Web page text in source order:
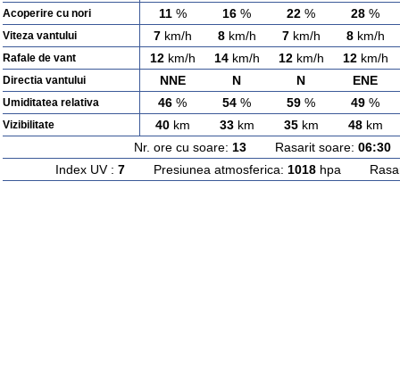
Acoperire cu nori 11% 16 % 22 % 28 %
Viteza vantului 7km/h 8km/h 7km/h 8km/h
Rafale de vant 12km/h 14km/h 12km/h 12km/h
Directia vantului NNE N N ENE
Umiditatea relativa 46 % 54 % 59 % 49 %
Vizibilitate 40km 33km 35km 48km
Nr. ore cu soare: 13Rasarit soare: 06:30
Index UV : 7Presiunea atmosferica: 1018hpa